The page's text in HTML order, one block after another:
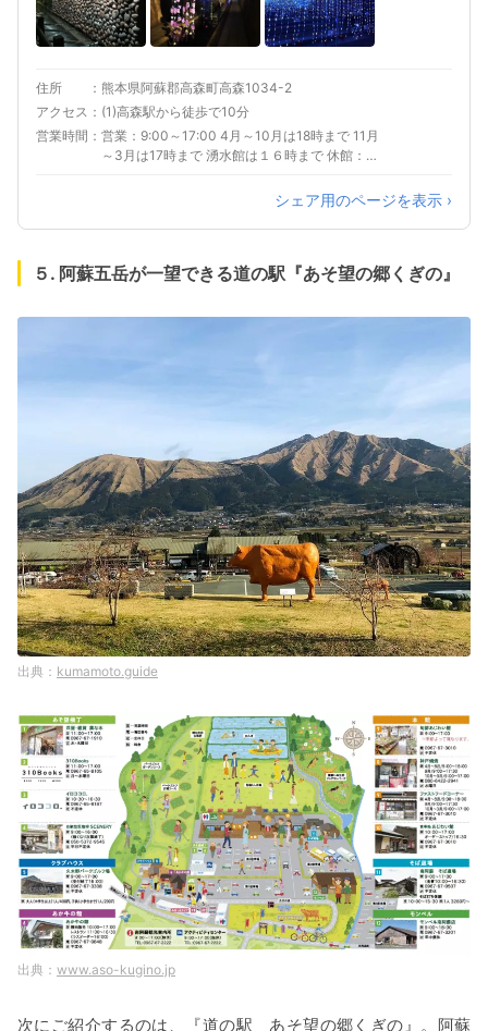
住所
熊本県阿蘇郡高森町高森1034-2
アクセス
(1)高森駅から徒歩で10分
営業時間
営業：9:00～17:00 4月～10月は18時まで 11月
～3月は17時まで 湧水館は１６時まで 休館：湧
シェア用のページを表示 ›
５. 阿蘇五岳が一望できる道の駅『あそ望の郷くぎの』
kumamoto.guide
www.aso-kugino.jp
次にご紹介するのは、『道の駅 あそ望の郷くぎの』。阿蘇